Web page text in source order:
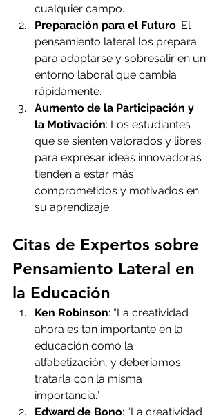
cualquier campo.
Preparación para el Futuro: El
pensamiento lateral los prepara
para adaptarse y sobresalir en un
entorno laboral que cambia
rápidamente.
Aumento de la Participación y
la Motivación: Los estudiantes
que se sienten valorados y libres
para expresar ideas innovadoras
tienden a estar más
comprometidos y motivados en
su aprendizaje.
Citas de Expertos sobre
Pensamiento Lateral en
la Educación
Ken Robinson: “La creatividad
ahora es tan importante en la
educación como la
alfabetización, y deberíamos
tratarla con la misma
importancia.”
Edward de Bono: “La creatividad